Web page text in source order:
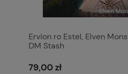
Ervion ro Estel, Elven
DM Stash
79,00 zł